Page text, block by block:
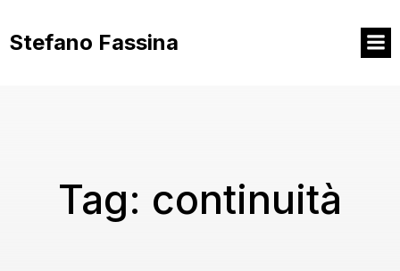
contenuto
Stefano Fassina
Tag: continuità